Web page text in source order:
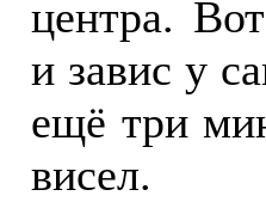
центра.
и завис у
ещё три
висел.